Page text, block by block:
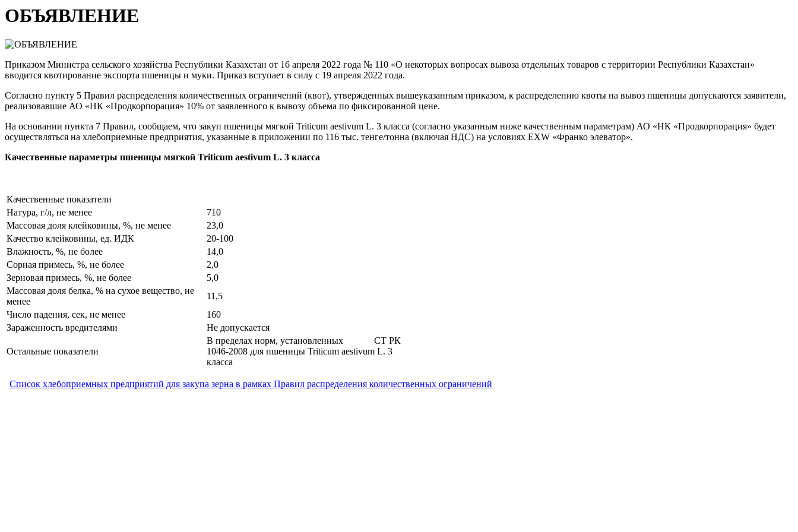
ОБЪЯВЛЕНИЕ
Приказом Министра сельского хозяйства Республики Казахстан от 16 апреля 2022 года № 110 «О некоторых вопросах вывоза отдельных товаров с территории Республики Казахстан»
вводится квотирование экспорта пшеницы и муки. Приказ вступает в силу с 19 апреля 2022 года.
Согласно пункту 5 Правил распределения количественных ограничений (квот), утвержденных вышеуказанным приказом, к распределению квоты на вывоз пшеницы допускаются заявители,
реализовавшие АО «НК «Продкорпорация» 10% от заявленного к вывозу объема по фиксированной цене.
На основании пункта 7 Правил, сообщаем, что закуп пшеницы мягкой Triticum aestivum L. 3 класса (согласно указанным ниже качественным параметрам) АО «НК «Продкорпорация» будет
осуществляться на хлебоприемные предприятия, указанные в приложении по 116 тыс. тенге/тонна (включая НДС) на условиях EXW «Франко элеватор».
Качественные параметры пшеницы мягкой Triticum aestivum L. 3 класса
Качественные показатели
Натура, г/л, не менее
710
Массовая доля клейковины, %, не менее
23,0
Качество клейковины, ед. ИДК
20-100
Влажность, %, не более
14,0
Сорная примесь, %, не более
2,0
Зерновая примесь, %, не более
5,0
Массовая доля белка, % на сухое вещество, не
менее
11,5
Число падения, сек, не менее
160
Зараженность вредителями
Не допускается
Остальные показатели
В пределах норм, установленных СТ РК
1046-2008 для пшеницы Triticum aestivum L. 3
класса
Список хлебоприемных предприятий для закупа зерна в рамках Правил распределения количественных ограничений